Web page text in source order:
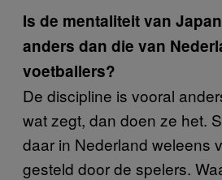
Is de mentaliteit van
anders dan die van
voetballers?
De discipline is vooral
wat zegt, dan doen ze het.
daar in Nederland weleens
gesteld door de spelers.